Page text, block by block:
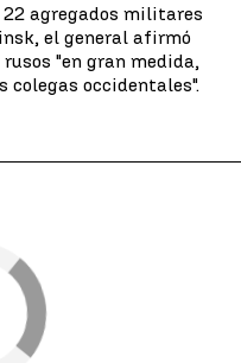
agregados militares
el general afirmó
"en gran medida,
colegas occidentales".